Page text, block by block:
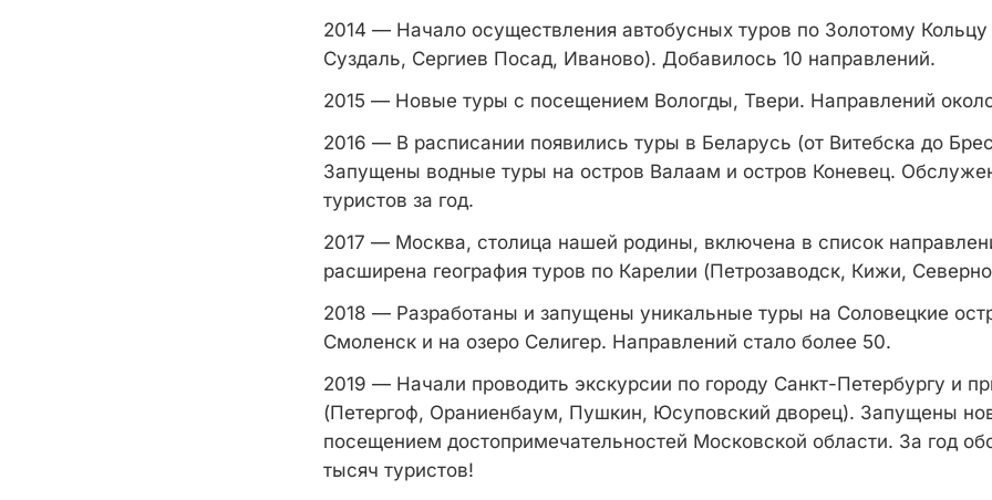
2014 — Начало осуществления автобусных туров по Золотому
Суздаль, Сергиев Посад, Иваново). Добавилось 10 направлений.
2015 — Новые туры с посещением Вологды, Твери. Направлений
2016 — В расписании появились туры в Беларусь (от Витебска до
Запущены водные туры на остров Валаам и остров Коневец.
туристов за год.
2017 — Москва, столица нашей родины, включена в список
расширена география туров по Карелии (Петрозаводск, Кижи,
2018 — Разработаны и запущены уникальные туры на Соловецкие
Смоленск и на озеро Селигер. Направлений стало более 50.
2019 — Начали проводить экскурсии по городу Санкт-Петербургу и
(Петергоф, Ораниенбаум, Пушкин, Юсуповский дворец). Запущены
посещением достопримечательностей Московской области. За год
тысяч туристов!